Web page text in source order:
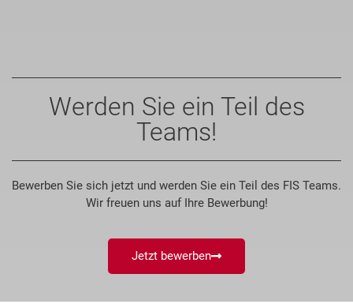
Werden Sie ein Teil des
Teams!
Bewerben Sie sich jetzt und werden Sie ein Teil des FIS Teams.
Wir freuen uns auf Ihre Bewerbung!
Jetzt bewerben